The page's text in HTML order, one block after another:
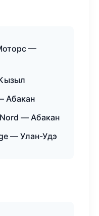
—
Абакан
— Абакан
— Улан-Удэ